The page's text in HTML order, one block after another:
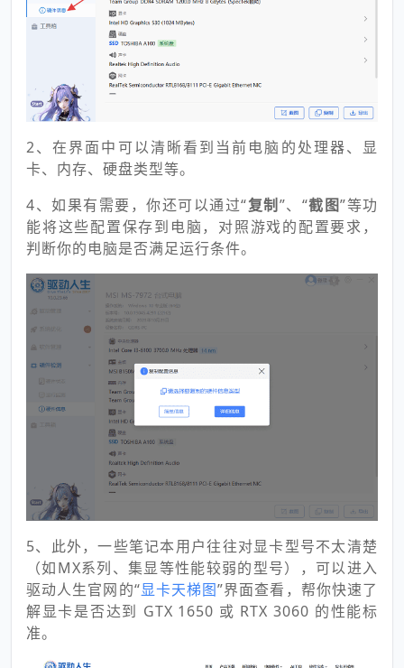
2、在界面中可以清晰看到当前电脑的处理器、显
卡、内存、硬盘类型等。
4、如果有需要，你还可以通过“复制 ”、“截图”等功
能将这些配置保存到电脑，对照游戏的配置要求，
判断你的电脑是否满足运行条件。
5、此外，一些笔记本用户往往对显卡型号不太清楚
（如MX系列、集显等性能较弱的型号），可以进入
驱动人生官网的“显卡天梯图”界面查看，帮你快速了
解显卡是否达到 GTX 1650 或 RTX 3060 的性能标
准。